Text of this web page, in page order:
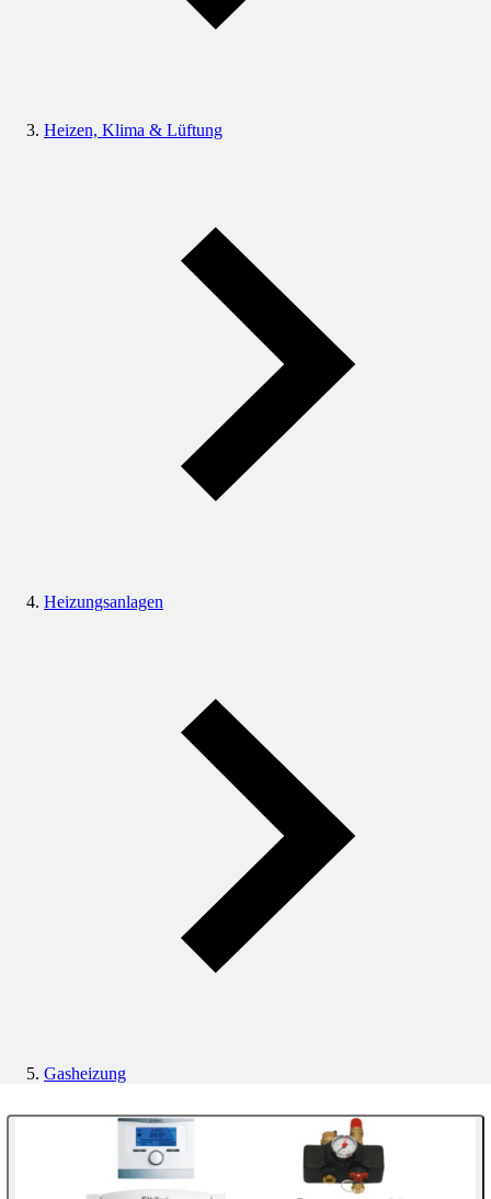
Heizen, Klima & Lüftung
Heizungsanlagen
Gasheizung